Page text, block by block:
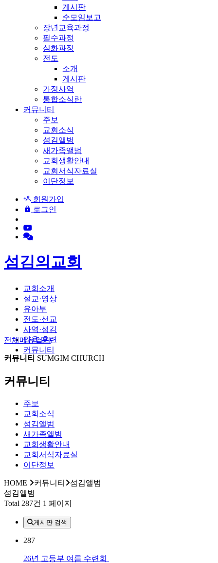
게시판
순모임보고
장년교육과정
필수과정
심화과정
전도
소개
게시판
가정사역
통합소식란
커뮤니티
주보
교회소식
섬김앨범
새가족앨범
교회생활안내
교회서식자료실
이단정보
회원가입
로그인
섬김의교회
교회소개
설교·영상
유아부
전도·선교
사역·섬김
양육·훈련
커뮤니티
전체메뉴열기
커뮤니티 SUMGIM CHURCH
커뮤니티
주보
교회소식
섬김앨범
새가족앨범
교회생활안내
교회서식자료실
이단정보
HOME 커뮤니티
섬김앨범
섬김앨범
Total 287건 1 페이지
게시판 검색
287
26년 고등부 여름 수련회